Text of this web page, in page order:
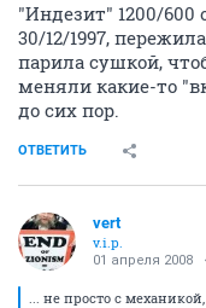
"Индезит" 1200/600
30/12/1997,
парила сушкой,
меняли какие-то
до сих пор.
ОТВЕТИТЬ
vert
v.i.p.
01 апреля 2008
... не просто с